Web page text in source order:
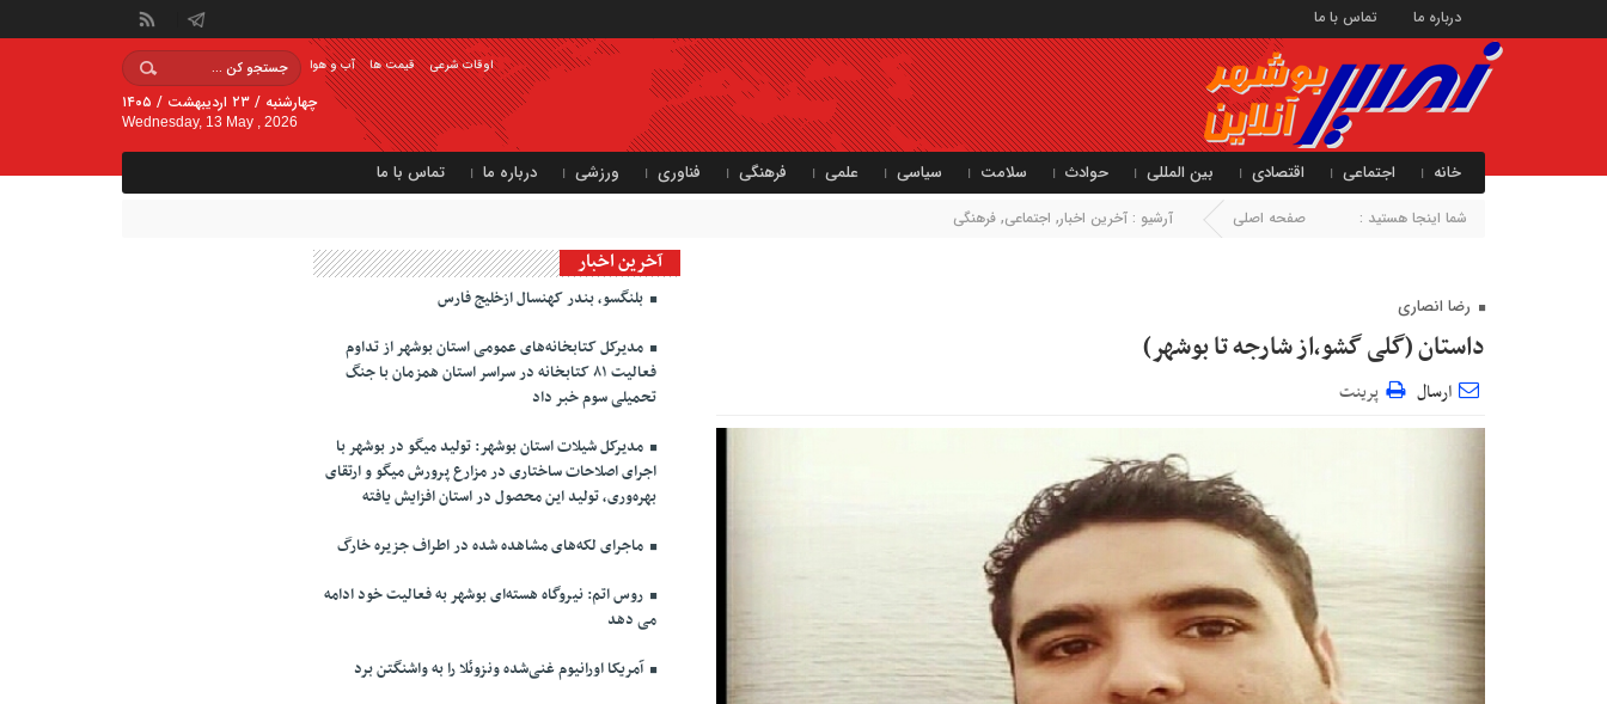
درباره ما تماس با ما
آب و هوا قیمت ها اوقات شرعی
چهارشنبه / ۲۳ اردیبهشت / ۱۴۰۵
Wednesday, 13 May , 2026
خانه اجتماعی اقتصادی بین المللی حوادث سلامت سیاسی علمی فرهنگی فناوری ورزشی درباره ما تماس با ما
شما اینجا هستید : صفحه اصلی آرشیو : آخرین اخبار, اجتماعی, فرهنگی
رضا انصاری
داستان (گلی گشو،از شارجه تا بوشهر)
ارسال پرینت
آخرین اخبار
بلنگسو، بندر کهنسال ازخلیج فارس
مدیرکل کتابخانه‌های عمومی استان بوشهر از تداوم
فعالیت ۸۱ کتابخانه در سراسر استان همزمان با جنگ
تحمیلی سوم خبر داد
مدیرکل شیلات استان بوشهر: تولید میگو در بوشهر با
اجرای اصلاحات ساختاری در مزارع پرورش میگو و ارتقای
بهره‌وری، تولید این محصول در استان افزایش یافته
ماجرای لکه‌های مشاهده شده در اطراف جزیره خارگ
روس اتم: نیروگاه هسته‌ای بوشهر به فعالیت خود ادامه
می دهد
آمریکا اورانیوم غنی‌شده ونزوئلا را به واشنگتن برد